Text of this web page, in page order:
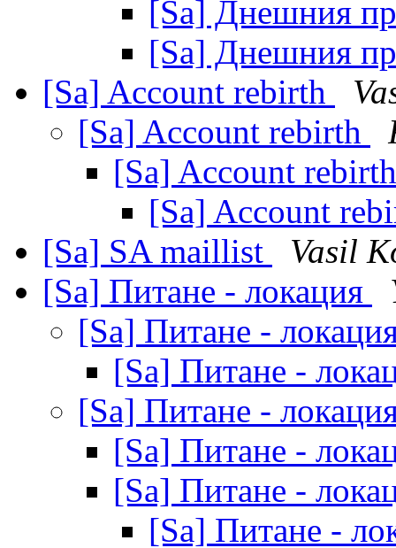
[Sa] Днешния
[Sa] Днешния
[Sa] Account rebirth
[Sa] Account rebirth
[Sa] Account
[Sa] Account
[Sa] SA maillist
Vasil
[Sa] Питане - локация
[Sa] Питане -
[Sa] Питане -
[Sa] Питане -
[Sa] Питане -
[Sa] Питане -
[Sa] Питане -